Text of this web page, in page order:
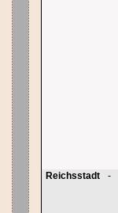
Reichsstadt -